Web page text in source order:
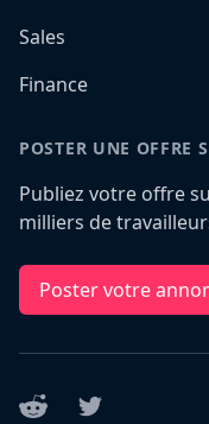
Sales
Finance
POSTER UNE OFFRE
Publiez votre offre
milliers de
Poster votre
Reddit Twitter